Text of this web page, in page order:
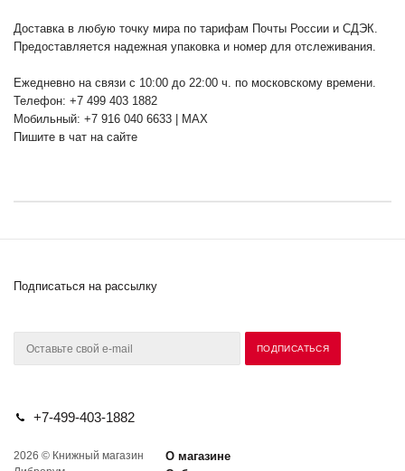
Доставка в любую точку мира по тарифам Почты России и СДЭК.
Предоставляется надежная упаковка и номер для отслеживания.
Ежедневно на связи с 10:00 до 22:00 ч. по московскому времени.
Телефон: +7 499 403 1882
Мобильный: +7 916 040 6633 | MAX
Пишите в чат на сайте
Подписаться на рассылку
+7-499-403-1882
2026 © Книжный магазин
О магазине